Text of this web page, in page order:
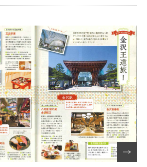
を強調して描くことができるイラスト
プの利用データ・人流データも取得で
とにした効果測定をサポートします。